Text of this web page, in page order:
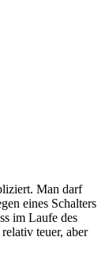
Man darf
eines Schalters
im Laufe des
teuer, aber